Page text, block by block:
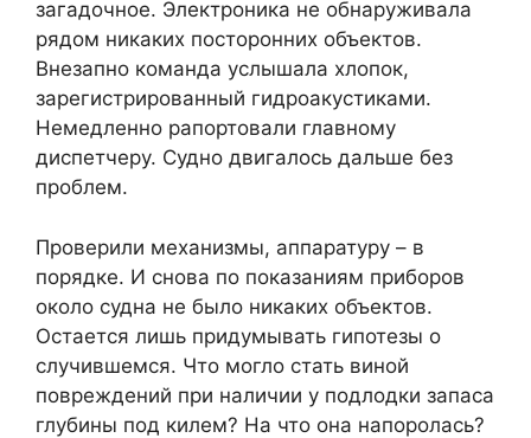
загадочное. Электроника не обнаруживала
рядом никаких посторонних объектов.
Внезапно команда услышала хлопок,
зарегистрированный гидроакустиками.
Немедленно рапортовали главному
диспетчеру. Судно двигалось дальше без
проблем.
Проверили механизмы, аппаратуру – в
порядке. И снова по показаниям приборов
около судна не было никаких объектов.
Остается лишь придумывать гипотезы о
случившемся. Что могло стать виной
повреждений при наличии у подлодки запаса
глубины под килем? На что она напоролась?